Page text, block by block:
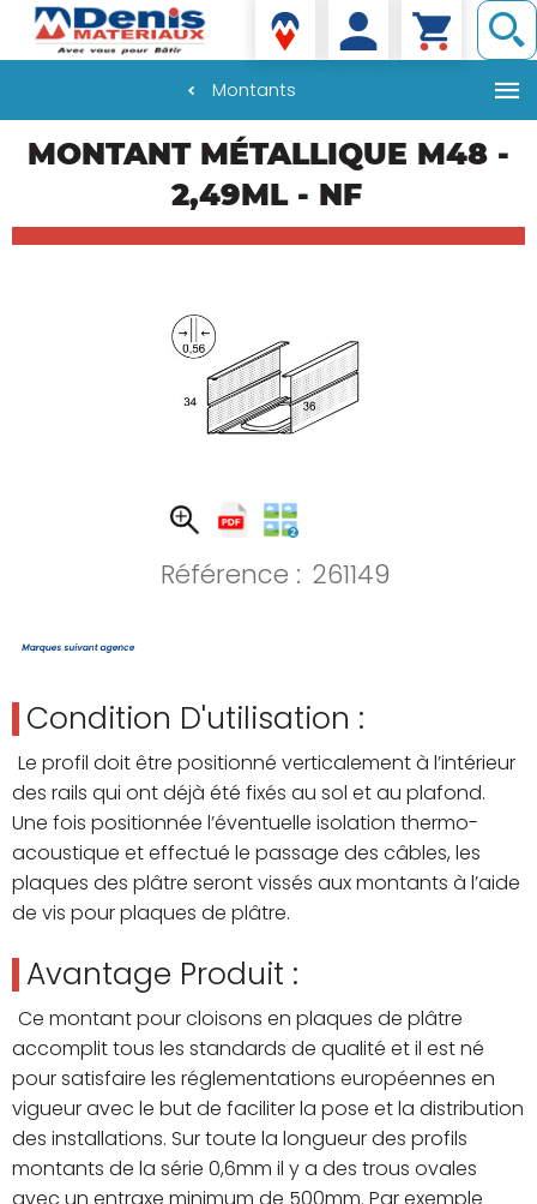
Denis matériaux
Montants
MONTANT MÉTALLIQUE M48 -
2,49ML - NF
Référence : 261149
Condition D'utilisation :
Le profil doit être positionné verticalement à l’intérieur
des rails qui ont déjà été fixés au sol et au plafond.
Une fois positionnée l’éventuelle isolation thermo-
acoustique et effectué le passage des câbles, les
plaques des plâtre seront vissés aux montants à l’aide
de vis pour plaques de plâtre.
Avantage Produit :
Ce montant pour cloisons en plaques de plâtre
accomplit tous les standards de qualité et il est né
pour satisfaire les réglementations européennes en
vigueur avec le but de faciliter la pose et la distribution
des installations. Sur toute la longueur des profils
montants de la série 0,6mm il y a des trous ovales